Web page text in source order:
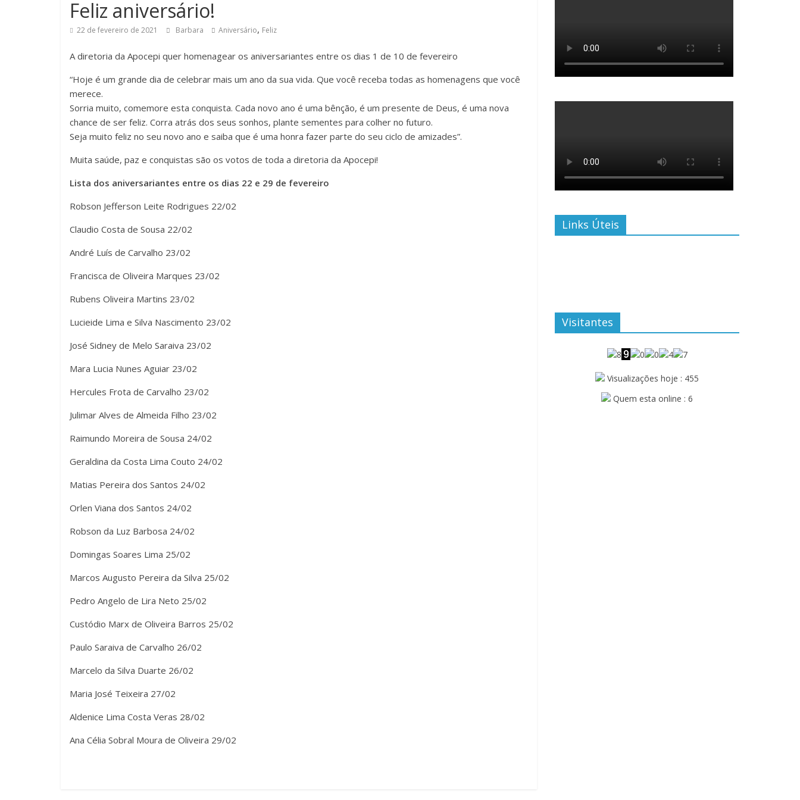
Feliz aniversário!
22 de fevereiro de 2021 Barbara Aniversário, Feliz
A diretoria da Apocepi quer homenagear os aniversariantes entre os dias 1 de 10 de fevereiro
“Hoje é um grande dia de celebrar mais um ano da sua vida. Que você receba todas as homenagens que você
merece.
Sorria muito, comemore esta conquista. Cada novo ano é uma bênção, é um presente de Deus, é uma nova
chance de ser feliz. Corra atrás dos seus sonhos, plante sementes para colher no futuro.
Seja muito feliz no seu novo ano e saiba que é uma honra fazer parte do seu ciclo de amizades”.
Muita saúde, paz e conquistas são os votos de toda a diretoria da Apocepi!
Lista dos aniversariantes entre os dias 22 e 29 de fevereiro
Robson Jefferson Leite Rodrigues 22/02
Claudio Costa de Sousa 22/02
André Luís de Carvalho 23/02
Francisca de Oliveira Marques 23/02
Rubens Oliveira Martins 23/02
Lucieide Lima e Silva Nascimento 23/02
José Sidney de Melo Saraiva 23/02
Mara Lucia Nunes Aguiar 23/02
Hercules Frota de Carvalho 23/02
Julimar Alves de Almeida Filho 23/02
Raimundo Moreira de Sousa 24/02
Geraldina da Costa Lima Couto 24/02
Matias Pereira dos Santos 24/02
Orlen Viana dos Santos 24/02
Robson da Luz Barbosa 24/02
Domingas Soares Lima 25/02
Marcos Augusto Pereira da Silva 25/02
Pedro Angelo de Lira Neto 25/02
Custódio Marx de Oliveira Barros 25/02
Paulo Saraiva de Carvalho 26/02
Marcelo da Silva Duarte 26/02
Maria José Teixeira 27/02
Aldenice Lima Costa Veras 28/02
Ana Célia Sobral Moura de Oliveira 29/02
Links Úteis
Visitantes
Visualizações hoje : 455
Quem esta online : 6